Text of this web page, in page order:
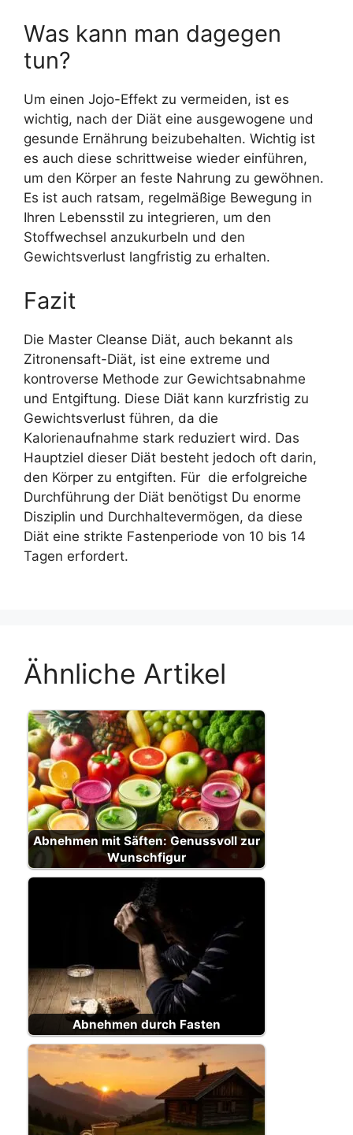
Was kann man dagegen
tun?
Um einen Jojo-Effekt zu vermeiden, ist es
wichtig, nach der Diät eine ausgewogene und
gesunde Ernährung beizubehalten. Wichtig ist
es auch diese schrittweise wieder einführen,
um den Körper an feste Nahrung zu gewöhnen.
Es ist auch ratsam, regelmäßige Bewegung in
Ihren Lebensstil zu integrieren, um den
Stoffwechsel anzukurbeln und den
Gewichtsverlust langfristig zu erhalten.
Fazit
Die Master Cleanse Diät, auch bekannt als
Zitronensaft-Diät, ist eine extreme und
kontroverse Methode zur Gewichtsabnahme
und Entgiftung. Diese Diät kann kurzfristig zu
Gewichtsverlust führen, da die
Kalorienaufnahme stark reduziert wird. Das
Hauptziel dieser Diät besteht jedoch oft darin,
den Körper zu entgiften. Für die erfolgreiche
Durchführung der Diät benötigst Du enorme
Disziplin und Durchhaltevermögen, da diese
Diät eine strikte Fastenperiode von 10 bis 14
Tagen erfordert.
Ähnliche Artikel
Abnehmen mit Säften: Genussvoll zur
Wunschfigur
Abnehmen durch Fasten